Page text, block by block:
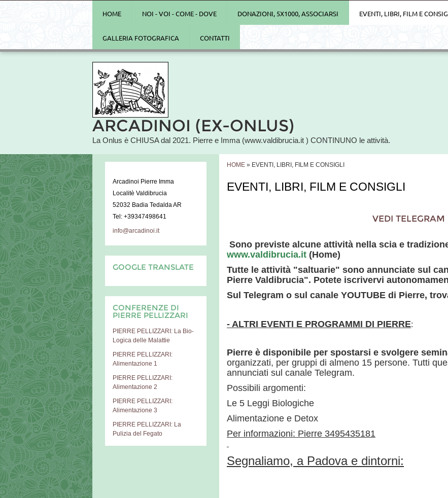
ARCADINOI (EX-ONLUS)
La Onlus è CHIUSA dal 2021. Pierre e Imma (www.valdibrucia.it ) CONTINUNO le attività.
HOME NOI - VOI - COME - DOVE DONAZIONI, 5X1000, ASSOCIARSI EVENTI, LIBRI, FILM E
GALLERIA FOTOGRAFICA CONTATTI
HOME » EVENTI, LIBRI, FILM E CONSIGLI
EVENTI, LIBRI, FILM E CONSIGLI
VEDI TELEGRAM -
Sono previste alcune attività nella scia e
www.valdibrucia.it (Home)
Tutte le attività "saltuarie" sono annunciate sul
Pierre Valdibrucia". Potete iscrivervi
Sul Telegram o sul canale YOUTUBE di Pierre,
- ALTRI EVENTI E PROGRAMMI DI PIERRE:
Pierre è disponibile per spostarsi e svolgere
organizzati, per gruppi di almeno 15 persone. Tutti
annunciati sul canale Telegram.
Possibili argomenti:
Le 5 Leggi Biologiche
Alimentazione e Detox
Per informazioni: Pierre 3495435181
Segnaliamo, a Padova e dintorni:
Arcadinoi Pierre Imma
Localitè Valdibrucia
52032 Badia Tedalda AR
Tel: +39347498641
info@arcadinoi.it
GOOGLE TRANSLATE
CONFERENZE DI
PIERRE PELLIZZARI
PIERRE PELLIZZARI: La Bio-
Logica delle Malattie
PIERRE PELLIZZARI:
Alimentazione 1
PIERRE PELLIZZARI:
Alimentazione 2
PIERRE PELLIZZARI:
Alimentazione 3
PIERRE PELLIZZARI: La
Pulizia del Fegato